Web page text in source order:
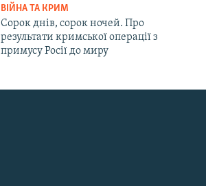
ВІЙНА ТА КРИМ
Сорок днів, сорок ночей. Про
результати кримської операції з
примусу Росії до миру